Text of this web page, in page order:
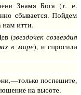
Знамя Бога (т. е.
сбывается. Пойдем
нам итти.
(звездочек созвездия
в море), и спросили
поспешите,
на высоте.